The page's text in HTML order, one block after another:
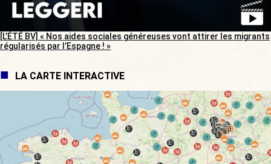
[L’ÉTÉ BV] « Nos aides sociales généreuses vont attirer les migrants
régularisés par l’Espagne ! »
LA CARTE INTERACTIVE